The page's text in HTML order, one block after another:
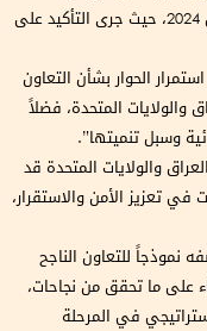
ومتابعة تنفيذ الإعلان المشترك الصادر في أيلول 2024، حيث جرى التأكيد على
الحوار بشأن التعاون
والولايات المتحدة، فضلاً
وسبل تنميتها”.
والولايات المتحدة قد
تعزيز الأمن والاستقرار،
نموذجاً للتعاون الناجح
على ما تحقق من نجاحات،
في المرحلة